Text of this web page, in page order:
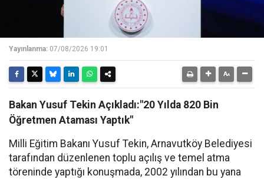
Yayınlanma: 07/08/2026 19:01
Bakan Yusuf Tekin Açıkladı:"20 Yılda 820 Bin
Öğretmen Ataması Yaptık"
Milli Eğitim Bakanı Yusuf Tekin, Arnavutköy Belediyesi
tarafından düzenlenen toplu açılış ve temel atma
töreninde yaptığı konuşmada, 2002 yılından bu yana